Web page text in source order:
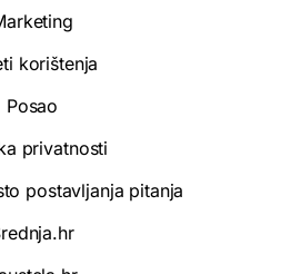
korištenja
Posao
privatnosti
postavljanja pitanja